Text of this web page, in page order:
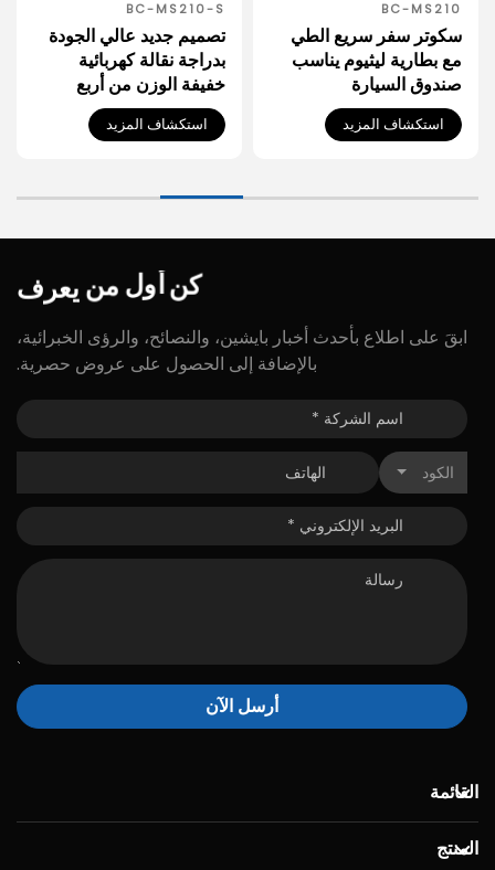
BC-MS210
سكوتر سفر سريع الطي
مع بطارية ليثيوم يناسب
صندوق السيارة
استكشاف المزيد
BC-MS210-S
تصميم جديد عالي الجودة
بدراجة نقالة كهربائية
خفيفة الوزن من أربع
عجلات لكبار السن
استكشاف المزيد
كنأول من يعرف
ابقَ على اطلاع بأحدث أخبار بايشين، والنصائح، والرؤى الخبرائية،
بالإضافة إلى الحصول على عروض حصرية.
الكود
أرسل الآن
القائمة
المنتج